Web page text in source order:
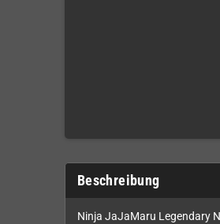
Beschreibung
Ninja JaJaMaru Legendary